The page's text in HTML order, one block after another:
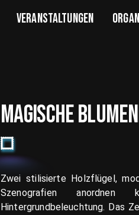
VERANSTALTUNGEN
MAGISCHE
Zwei stilisierte Holzflügel,
Szenografien anordnen
Hintergrundbeleuchtung. Das